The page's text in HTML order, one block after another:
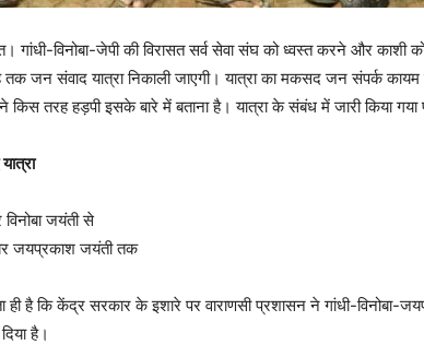
गांधी-विनोबा-जेपी की विरासत सर्व सेवा संघ को ध्वस्त करने और काशी
तक जन संवाद यात्रा निकाली जाएगी। यात्रा का मकसद जन संपर्क
किस तरह हड़पी इसके बारे में बताना है। यात्रा के संबंध में जारी किया
विनोबा जयंती से
जयप्रकाश जयंती तक
ही है कि केंद्र सरकार के इशारे पर वाराणसी प्रशासन ने गांधी-विनोबा-
है।